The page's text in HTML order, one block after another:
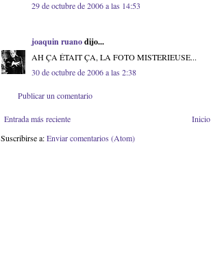
29 de octubre de 2006 a las 14:53
joaquin ruanodijo...
AH ÇA ÉTAIT ÇA, LA FOTO MISTERIEUSE...
30 de octubre de 2006 a las 2:38
Publicar un comentario
Entrada más reciente
Inicio
Suscribirse a:Enviar comentarios (Atom)